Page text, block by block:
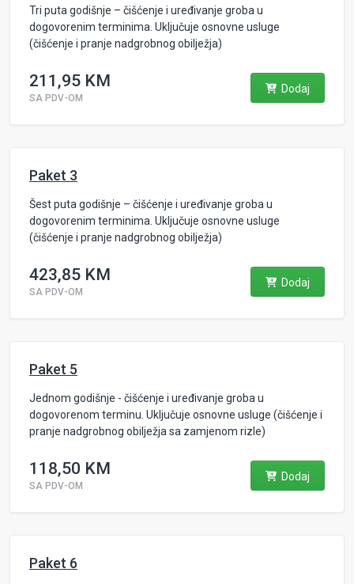
Tri puta godišnje – čišćenje i uređivanje groba u
dogovorenim terminima. Uključuje osnovne usluge
(čišćenje i pranje nadgrobnog obilježja)
211,95 KM
SA PDV-OM
Dodaj
Paket 3
Šest puta godišnje – čišćenje i uređivanje groba u
dogovorenim terminima. Uključuje osnovne usluge
(čišćenje i pranje nadgrobnog obilježja)
423,85 KM
SA PDV-OM
Dodaj
Paket 5
Jednom godišnje - čišćenje i uređivanje groba u
dogovorenom terminu. Uključuje osnovne usluge (čišćenje i
pranje nadgrobnog obilježja sa zamjenom rizle)
118,50 KM
SA PDV-OM
Dodaj
Paket 6